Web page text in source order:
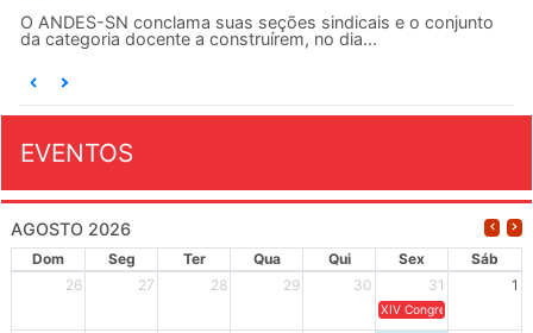
O ANDES-SN conclama suas seções sindicais e o conjunto
da categoria docente a construírem, no dia...
EVENTOS
AGOSTO 2026
Dom Seg Ter Qua Qui Sex
Sáb
26
27 28 29 30 31 1
XIV Congresso Brasileiro